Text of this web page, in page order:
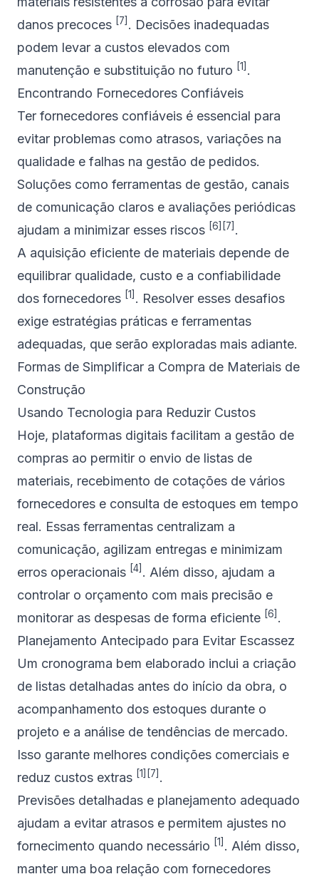
danos precoces [7] . Decisões inadequadas
podem levar a custos elevados com
manutenção e substituição no futuro [1] .
Encontrando Fornecedores Confiáveis
Ter fornecedores confiáveis é essencial para
evitar problemas como atrasos, variações na
qualidade e falhas na gestão de pedidos.
Soluções como ferramentas de gestão, canais
de comunicação claros e avaliações periódicas
ajudam a minimizar esses riscos [6] [7] .
A aquisição eficiente de materiais depende de
equilibrar qualidade, custo e a confiabilidade
dos fornecedores [1] . Resolver esses desafios
exige estratégias práticas e ferramentas
adequadas, que serão exploradas mais adiante.
sbb-itb-1ae0dd8
Formas de Simplificar a Compra de Materiais de
Construção
Usando Tecnologia para Reduzir Custos
Hoje, plataformas digitais facilitam a gestão de
compras ao permitir o envio de listas de
materiais, recebimento de cotações de vários
fornecedores e consulta de estoques em tempo
real. Essas ferramentas centralizam a
comunicação, agilizam entregas e minimizam
erros operacionais [4] . Além disso, ajudam a
controlar o orçamento com mais precisão e
monitorar as despesas de forma eficiente [6] .
Planejamento Antecipado para Evitar Escassez
Um cronograma bem elaborado inclui a criação
de listas detalhadas antes do início da obra, o
acompanhamento dos estoques durante o
projeto e a análise de tendências de mercado.
Isso garante melhores condições comerciais e
reduz custos extras [1] [7] .
Previsões detalhadas e planejamento adequado
ajudam a evitar atrasos e permitem ajustes no
fornecimento quando necessário [1] . Além disso,
manter uma boa relação com fornecedores